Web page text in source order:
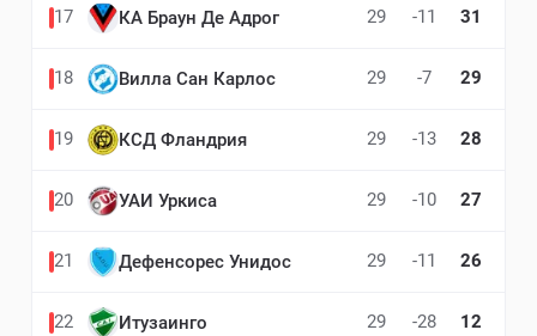
17 КА Браун Де Адрог 29 -11 31
18 Вилла Сан Карлос 29 -7 29
19 КСД Фландрия 29 -13 28
20 УАИ Уркиса 29 -10 27
21 Дефенсорес Унидос 29 -11 26
22 Итузаинго 29 -28 12